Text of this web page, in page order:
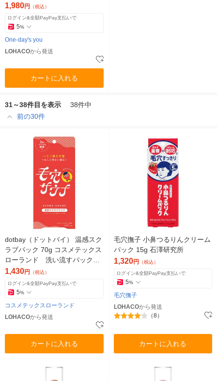
1,980円 （税込）
ログイン&全額PayPay支払いで
5%
One-day's you
LOHACOから発送
カートに入れる
31～38件目を表示
38件中
前の30件
dotbay（ドットバイ） 温感スク
ラブパック 70g コスメテックス
ローランド 洗い流すパック
毛穴
1,430円 （税込）
ログイン&全額PayPay支払いで
5%
コスメテックスローランド
LOHACOから発送
カートに入れる
毛穴撫子 小鼻つるりんクリーム
パック 15g 石澤研究所
1,320円 （税込）
ログイン&全額PayPay支払いで
5%
毛穴撫子
LOHACOから発送
（8）
カートに入れる